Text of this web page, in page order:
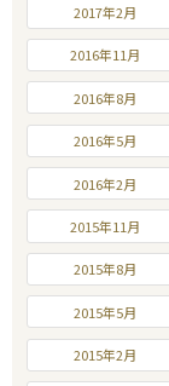
2017年2月
2016年11月
2016年8月
2016年5月
2016年2月
2015年11月
2015年8月
2015年5月
2015年2月